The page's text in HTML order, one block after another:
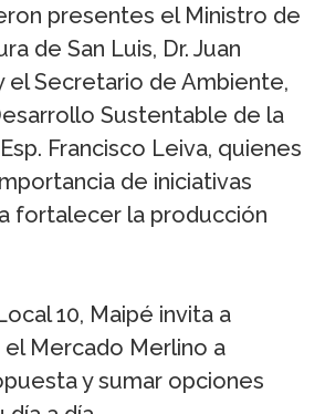
presentes el Ministro de
de San Luis, Dr. Juan
el Secretario de Ambiente,
Sustentable de la
Francisco Leiva, quienes
de iniciativas
fortalecer la producción
10, Maipé invita a
Mercado Merlino a
y sumar opciones